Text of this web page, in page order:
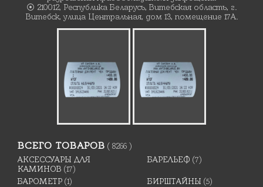
⦿ 210012, Республика Беларусь, Витебская область, г.
Витебск, улица Центральная, дом 13, помещение 17А.
ВСЕГО ТОВАРОВ ( 8266 )
АКСЕССУАРЫ ДЛЯ
КАМИНОВ (17)
БАРЕЛЬЕФ (7)
БАРОМЕТР (1) БИРШТАЙНЫ (5)